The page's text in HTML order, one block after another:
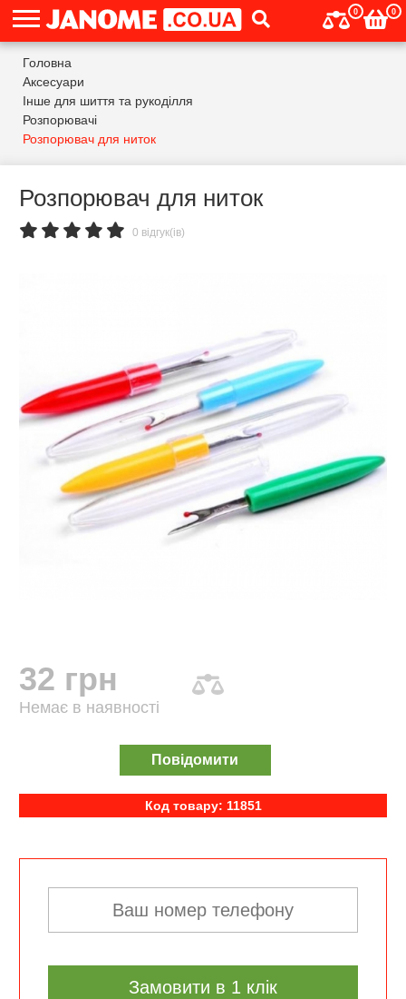
0 0
Головна
Аксесуари
Інше для шиття та рукоділля
Розпорювачі
Розпорювач для ниток
Розпорювач для ниток
0 відгук(ів)
32 грн
Немає в наявності
Повідомити
Код товару: 11851
Замовити в 1 клік